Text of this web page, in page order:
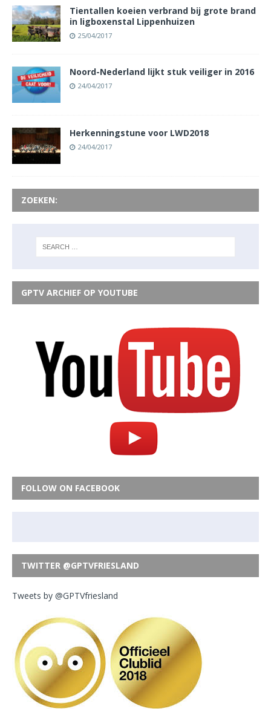
Tientallen koeien verbrand bij grote brand
in ligboxenstal Lippenhuizen
25/04/2017
Noord-Nederland lijkt stuk veiliger in 2016
24/04/2017
Herkenningstune voor LWD2018
24/04/2017
ZOEKEN:
GPTV ARCHIEF OP YOUTUBE
FOLLOW ON FACEBOOK
TWITTER @GPTVFRIESLAND
Tweets by @GPTVfriesland